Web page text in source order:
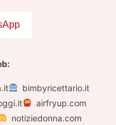
bimbyricettario.it
airfryup.com
notiziedonna.com